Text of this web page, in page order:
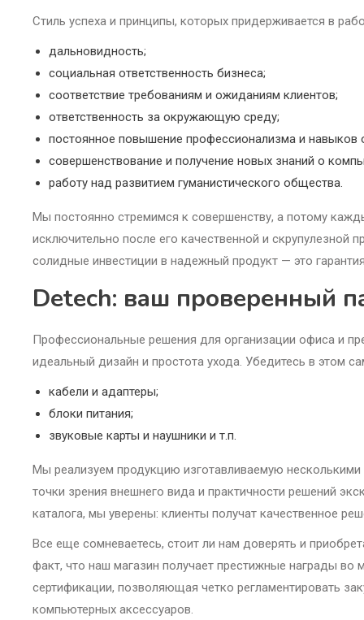
Стиль успеха и принципы, которых придерживается в
дальновидность;
социальная ответственность бизнеса;
соответствие требованиям и ожиданиям клиентов;
ответственность за окружающую среду;
постоянное повышение профессионализма и навыков
совершенствование и получение новых знаний о
работу над развитием гуманистического общества.
Мы постоянно стремимся к совершенству, а потому
исключительно после его качественной и скрупулезной
солидные инвестиции в надежный продукт — это
Detech: ваш проверенный
Профессиональные решения для организации офиса и
идеальный дизайн и простота ухода. Убедитесь в этом
кабели и адаптеры;
блоки питания;
звуковые карты и наушники и т.п.
Мы реализуем продукцию изготавливаемую
точки зрения внешнего вида и практичности решений
каталога, мы уверены: клиенты получат качественное
Все еще сомневаетесь, стоит ли нам доверять и
факт, что наш магазин получает престижные награды во
сертификации, позволяющая четко регламентировать
компьютерных аксессуаров.